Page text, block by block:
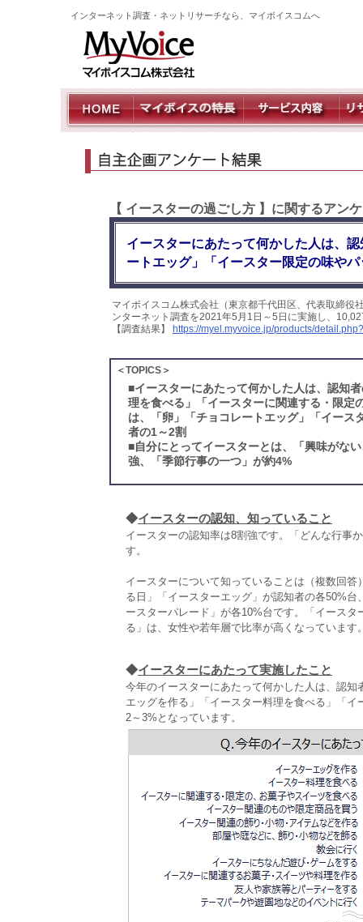
インターネット調査・ネットリサーチなら、マイボイスコムへ
【 イースターの過ごし方 】に関するアン
イースターにあたって何かした人は、
ートエッグ」「イースター限定の味や
マイボイスコム株式会社（東京都千代田区、代表取締
ンターネット調査を2021年5月1日～5日に実施し、
【調査結果】
https://myel.myvoice.jp/products/
＜TOPICS＞
■イースターにあたって何かした人は、認知
理を食べる」「イースターに関連する・限定
は、「卵」「チョコレートエッグ」「イース
者の1～2割
■自分にとってイースターとは、「興味がな
強、「季節行事の一つ」が約4%
◆イースターの認知、知っていること
イースターの認知率は8割強です。「どんな行事
す。
イースターについて知っていることは（複数回
る日」「イースターエッグ」が認知者の各50%
ースターパレード」が各10%台です。「イース
る」は、女性や若年層で比率が高くなっています
◆イースターにあたって実施したこと
今年のイースターにあたって何かした人は、認
エッグを作る」「イースター料理を食べる」「
2～3%となっています。